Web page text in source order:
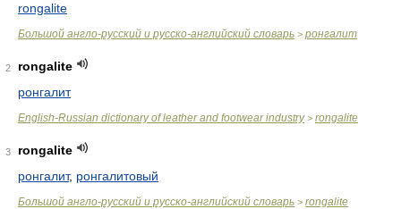
rongalite
Большой англо-русский и русско-английский словарь > ронгалит
2
rongalite
ронгалит
English-Russian dictionary of leather and footwear industry> rongalite
3
rongalite
ронгалит, ронгалитовый
Большой англо-русский и русско-английский словарь > rongalite